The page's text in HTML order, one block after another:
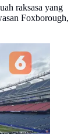
raksasa yang
Foxborough,
yang